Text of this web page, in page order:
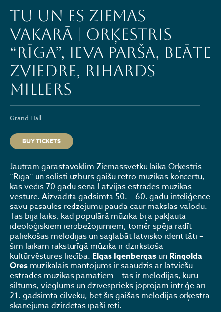
TU UN ES ZIEMAS
VAKARĀ | Orķestris
“Rīga”, Ieva Parša, Beāte
Zviedre, Rihards
Millers
Grand Hall
BUY TICKETS
Jautram garastāvoklim Ziemassvētku laikā Orķestris
“Rīga” un solisti uzburs gaišu retro mūzikas koncertu,
kas vedīs 70 gadu senā Latvijas estrādes mūzikas
vēsturē. Aizvadītā gadsimta 50. – 60. gadu inteliģence
savu pasaules redzējumu pauda caur mākslas valodu.
Tas bija laiks, kad populārā mūzika bija pakļauta
ideoloģiskiem ierobežojumiem, tomēr spēja radīt
paliekošas melodijas un saglabāt latvisko identitāti –
šim laikam raksturīgā mūzika ir dzirkstoša
kultūrvēstures liecība. Elgas Igenbergas un Ringolda
Ores muzikālais mantojums ir saaudzis ar latviešu
estrādes mūzikas pamatiem – tās ir melodijas, kuru
siltums, vieglums un dzīvesprieks joprojām intriģē arī
21. gadsimta cilvēku, bet šīs gaišās melodijas orķestra
skanējumā dzirdētas īpaši reti.